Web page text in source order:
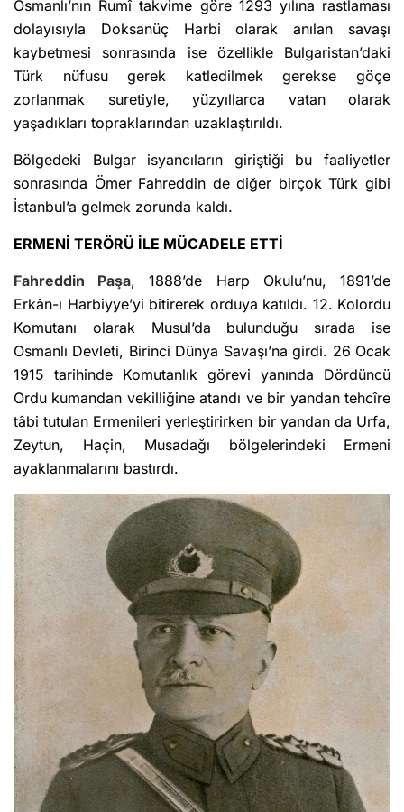
Osmanlı’nın Rumî takvime göre 1293 yılına rastlaması
dolayısıyla Doksanüç Harbi olarak anılan savaşı
kaybetmesi sonrasında ise özellikle Bulgaristan’daki
Türk nüfusu gerek katledilmek gerekse göçe
zorlanmak suretiyle, yüzyıllarca vatan olarak
yaşadıkları topraklarından uzaklaştırıldı.
Bölgedeki Bulgar isyancıların giriştiği bu faaliyetler
sonrasında Ömer Fahreddin de diğer birçok Türk gibi
İstanbul’a gelmek zorunda kaldı.
ERMENİ TERÖRÜ İLE MÜCADELE ETTİ
Fahreddin Paşa, 1888’de Harp Okulu’nu, 1891’de
Erkân-ı Harbiyye’yi bitirerek orduya katıldı. 12. Kolordu
Komutanı olarak Musul’da bulunduğu sırada ise
Osmanlı Devleti, Birinci Dünya Savaşı’na girdi. 26 Ocak
1915 tarihinde Komutanlık görevi yanında Dördüncü
Ordu kumandan vekilliğine atandı ve bir yandan tehcîre
tâbi tutulan Ermenileri yerleştirirken bir yandan da Urfa,
Zeytun, Haçin, Musadağı bölgelerindeki Ermeni
ayaklanmalarını bastırdı.